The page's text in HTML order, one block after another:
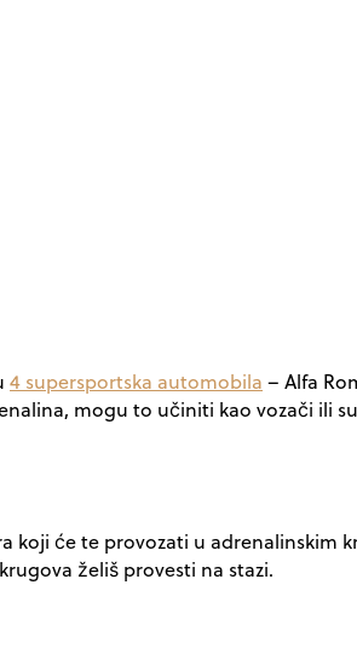
4 supersportska automobila – Alfa
mogu to učiniti kao vozači ili
će te provozati u adrenalinskim
želiš provesti na stazi.